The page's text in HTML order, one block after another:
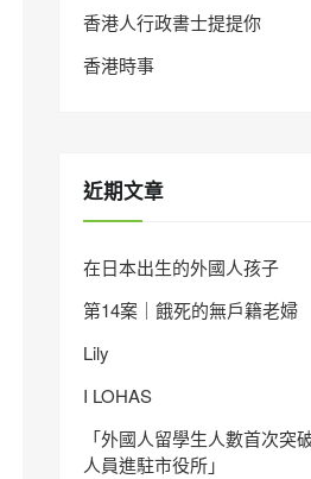
香港人行政書士提提你
香港時事
近期文章
在日本出生的外國人孩子
第14案｜餓死的無戶籍老婦
Lily
I LOHAS
「外國人留學生人數首次突
人員進駐市役所」